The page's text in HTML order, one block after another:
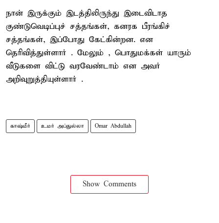
நான் இருக்கும் இடத்திலிருந்து இடைவிடாத
குண்டுவெடிப்புச் சத்தங்கள், கனரக பீரங்கிச்
சத்தங்கள், இப்போது கேட்கின்றன. என
தெரிவித்துள்ளார் . மேலும் , பொதுமக்கள் யாரும்
வீடுகளை விட்டு வரவேண்டாம் என அவர்
அறிவுறுத்தியுள்ளார் .
காஷ்மீர் உமர் அப்துல்லா Omar Abdullah
Show Comments